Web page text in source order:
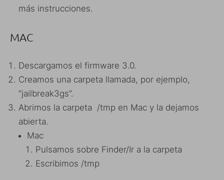
más instrucciones.
MAC
Descargamos el firmware 3.0.
Creamos una carpeta llamada, por ejemplo,
“jailbreak3gs”.
Abrimos la carpeta /tmp en Mac y la dejamos
abierta.
Mac
Pulsamos sobre Finder/Ir a la carpeta
Escribimos /tmp